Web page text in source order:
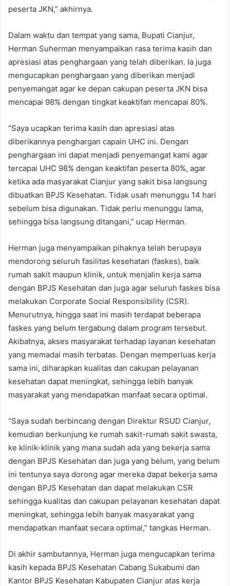
peserta JKN,” akhirnya.
Dalam waktu dan tempat yang sama, Bupati Cianjur,
Herman Suherman menyampaikan rasa terima kasih dan
apresiasi atas penghargaan yang telah diberikan. Ia juga
mengucapkan penghargaan yang diberikan menjadi
penyemangat agar ke depan cakupan peserta JKN bisa
mencapai 98% dengan tingkat keaktifan mencapai 80%.
“Saya ucapkan terima kasih dan apresiasi atas
diberikannya penghargan capain UHC ini. Dengan
penghargaan ini dapat menjadi penyemangat kami agar
tercapai UHC 98% dengan keaktifan peserta 80%, agar
ketika ada masyarakat Cianjur yang sakit bisa langsung
dibuatkan BPJS Kesehatan. Tidak usah menunggu 14 hari
sebelum bisa digunakan. Tidak perlu menunggu lama,
sehingga bisa langsung ditangani,” ucap Herman.
Herman juga menyampaikan pihaknya telah berupaya
mendorong seluruh fasilitas kesehatan (faskes), baik
rumah sakit maupun klinik, untuk menjalin kerja sama
dengan BPJS Kesehatan dan juga agar seluruh faskes bisa
melakukan Corporate Social Responsibility (CSR).
Menurutnya, hingga saat ini masih terdapat beberapa
faskes yang belum tergabung dalam program tersebut.
Akibatnya, akses masyarakat terhadap layanan kesehatan
yang memadai masih terbatas. Dengan memperluas kerja
sama ini, diharapkan kualitas dan cakupan pelayanan
kesehatan dapat meningkat, sehingga lebih banyak
masyarakat yang mendapatkan manfaat secara optimal.
“Saya sudah berbincang dengan Direktur RSUD Cianjur,
kemudian berkunjung ke rumah sakit-rumah sakit swasta,
ke klinik-klinik yang mana sudah ada yang bekerja sama
dengan BPJS Kesehatan dan juga yang belum, yang belum
ini tentunya saya dorong agar mereka dapat bekerja sama
dengan BPJS Kesehatan dan dapat melakukan CSR
sehingga kualitas dan cakupan pelayanan kesehatan dapat
meningkat, sehingga lebih banyak masyarakat yang
mendapatkan manfaat secara optimal,” tangkas Herman.
Di akhir sambutannya, Herman juga mengucapkan terima
kasih kepada BPJS Kesehatan Cabang Sukabumi dan
Kantor BPJS Kesehatan Kabupaten Cianjur atas kerja